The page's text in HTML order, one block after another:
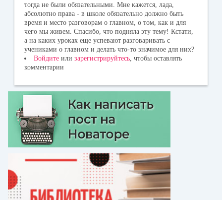
тогда не были обязательными. Мне кажется, лада,
абсолютно права - в школе обязательно должно быть
время и место разговорам о главном, о том, как и для
чего мы живем. Спасибо, что подняла эту тему! Кстати,
а на каких уроках еще успевают разговаривать с
учениками о главном и делать что-то значимое для них?
Войдите или зарегистрируйтесь , чтобы оставлять
комментарии